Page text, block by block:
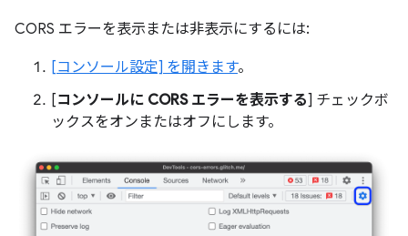
CORS エラーを表示または非表示にするには:
[コンソール設定] を開きます。
[コンソールに CORS エラーを表示する] チェックボ
ックスをオンまたはオフにします。